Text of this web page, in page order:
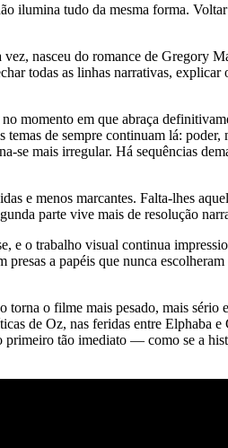
ilumina tudo da mesma forma.
nasceu do romance de Gregory
todas as linhas narrativas,
no momento em que abraça
de sempre continuam lá:
mais irregular. Há sequências
e menos marcantes. Falta-lhes
parte vive mais de resolução
e o trabalho visual continua
a papéis que nunca
o filme mais pesado, mais
de Oz, nas feridas entre
tão imediato — como se a